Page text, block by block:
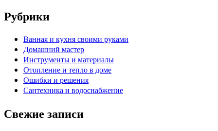
Рубрики
Ванная и кухня своими руками
Домашний мастер
Инструменты и материалы
Отопление и тепло в доме
Ошибки и решения
Сантехника и водоснабжение
Свежие записи